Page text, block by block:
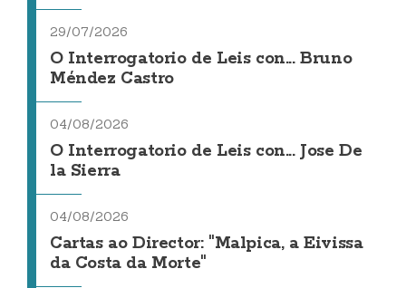
29/07/2026
O Interrogatorio de Leis con... Bruno
Méndez Castro
04/08/2026
O Interrogatorio de Leis con... Jose De
la Sierra
04/08/2026
Cartas ao Director: "Malpica, a Eivissa
da Costa da Morte"